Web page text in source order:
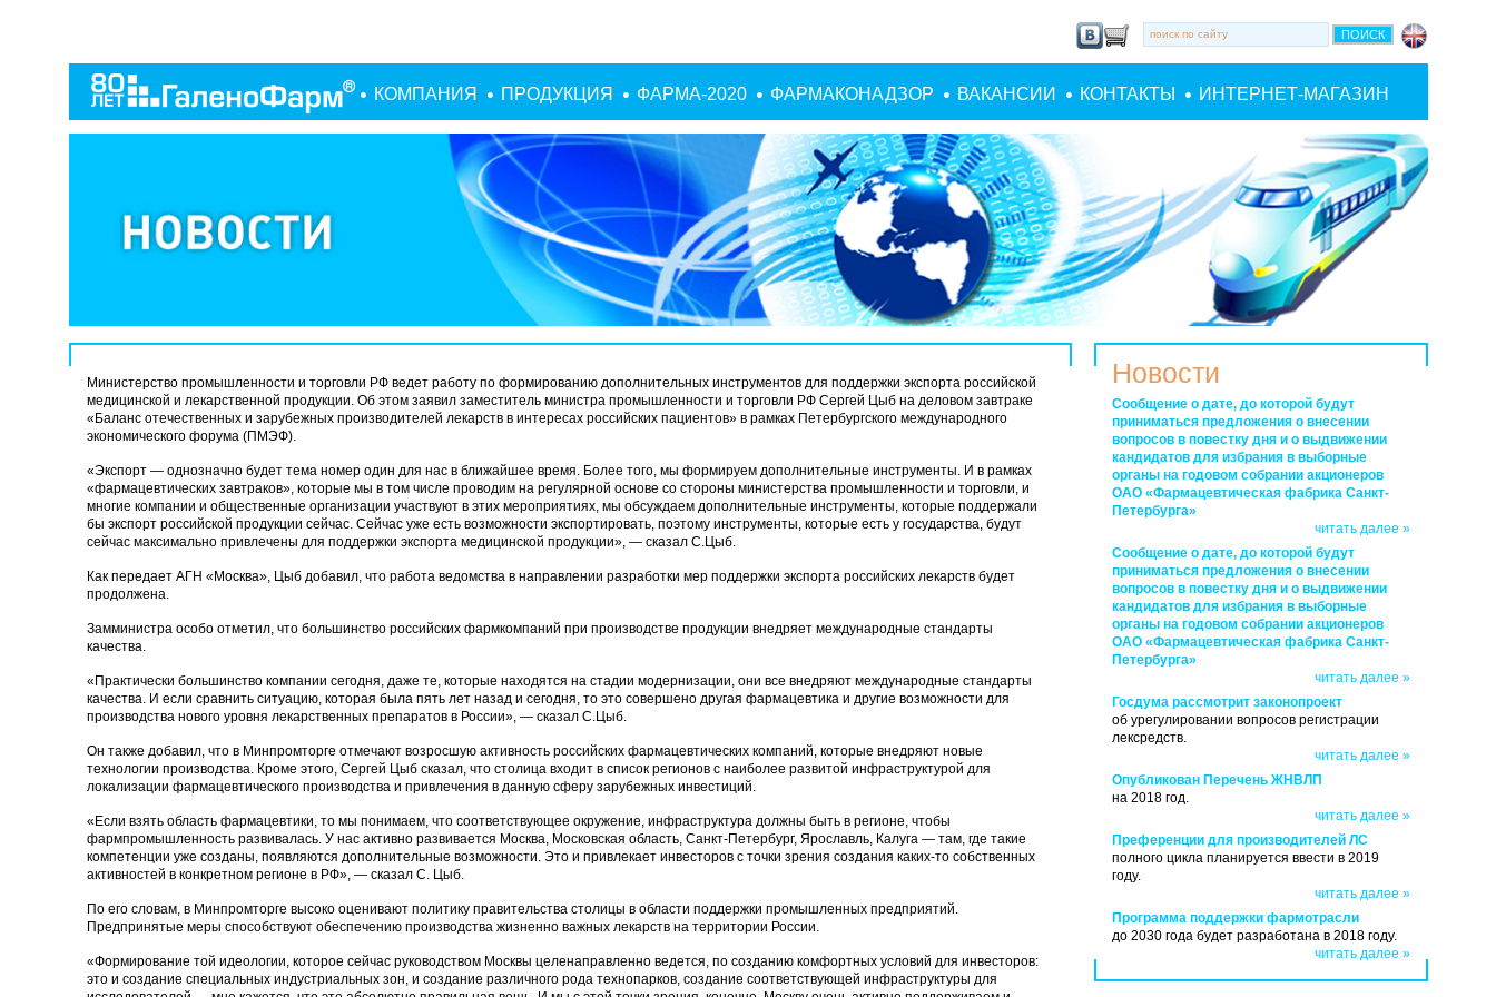
КОМПАНИЯ ПРОДУКЦИЯ ФАРМА-2020 ФАРМАКОНАДЗОР ВАКАНСИИ КОНТАКТЫ ИНТЕРНЕТ-МАГАЗИН
Министерство промышленности и торговли РФ ведет работу по формированию дополнительных инструментов для поддержки экспорта российской
медицинской и лекарственной продукции. Об этом заявил заместитель министра промышленности и торговли РФ Сергей Цыб на деловом завтраке
«Баланс отечественных и зарубежных производителей лекарствв интересах российских пациентов» в рамках Петербургского международного
экономического форума (ПМЭФ).
«Экспорт — однозначно будет тема номер один для нас в ближайшее время. Более того, мы формируем дополнительные инструменты. И в рамках
«фармацевтических завтраков», которые мы в том числе проводим на регулярной основе со стороны министерства промышленности и торговли, и
многие компании и общественные организации участвуют в этих мероприятиях, мы обсуждаем дополнительные инструменты, которые поддержали
бы экспорт российской продукции сейчас. Сейчас уже есть возможности экспортировать, поэтому инструменты, которые есть у государства, будут
сейчас максимально привлечены для поддержки экспорта медицинской продукции», — сказал С.Цыб.
Как передает АГН «Москва», Цыб добавил, что работа ведомства в направлении разработки мер поддержки экспорта российских лекарствбудет
продолжена.
Замминистра особо отметил, что большинство российских фармкомпаний при производстве продукции внедряет международные стандарты
качества.
«Практически большинство компании сегодня, даже те, которые находятся на стадии модернизации, они все внедряют международные стандарты
качества. И если сравнить ситуацию, которая была пять лет назад и сегодня, то это совершено другая фармацевтика и другие возможности для
производства нового уровня лекарственных препаратов в России», — сказал С.Цыб.
Он также добавил, что в Минпромторге отмечают возросшую активность российских фармацевтических компаний, которые внедряют новые
технологии производства. Кроме этого, Сергей Цыб сказал, что столица входит в список регионов с наиболее развитой инфраструктурой для
локализации фармацевтического производства и привлечения в данную сферу зарубежных инвестиций.
«Если взять область фармацевтики, то мы понимаем, что соответствующее окружение, инфраструктура должны быть в регионе, чтобы
фармпромышленность развивалась. У нас активно развивается Москва, Московская область, Санкт-Петербург, Ярославль, Калуга — там, где такие
компетенции уже созданы, появляются дополнительные возможности. Это и привлекает инвесторов с точки зрения создания каких-то собственных
активностей в конкретном регионе в РФ», — сказал С. Цыб.
По его словам, в Минпромторге высоко оценивают политику правительства столицы в области поддержки промышленных предприятий.
Предпринятые меры способствуют обеспечению производства жизненно важных лекарствна территории России.
«Формирование той идеологии, которое сейчас руководством Москвы целенаправленно ведется, по созданию комфортных условий для инвесторов:
это и создание специальных индустриальных зон, и создание различного рода технопарков, создание соответствующей инфраструктуры для
Новости
Сообщение о дате, до которой будут
приниматься предложения о внесении
вопросов в повестку дня и о выдвижении
кандидатов для избрания в выборные
органы на годовом собрании акционеров
ОАО «Фармацевтическая фабрика Санкт-
Петербурга»
читать далее »
Сообщение о дате, до которой будут
приниматься предложения о внесении
вопросов в повестку дня и о выдвижении
кандидатов для избрания в выборные
органы на годовом собрании акционеров
ОАО «Фармацевтическая фабрика Санкт-
Петербурга»
читать далее »
Госдума рассмотрит законопроект
об урегулировании вопросов регистрации
лексредств.
читать далее »
Опубликован Перечень ЖНВЛП
на 2018 год.
читать далее »
Преференции для производителей ЛС
полного цикла планируется ввести в 2019
году.
читать далее »
Программа поддержки фармотрасли
до 2030 года будет разработана в 2018 году.
читать далее »